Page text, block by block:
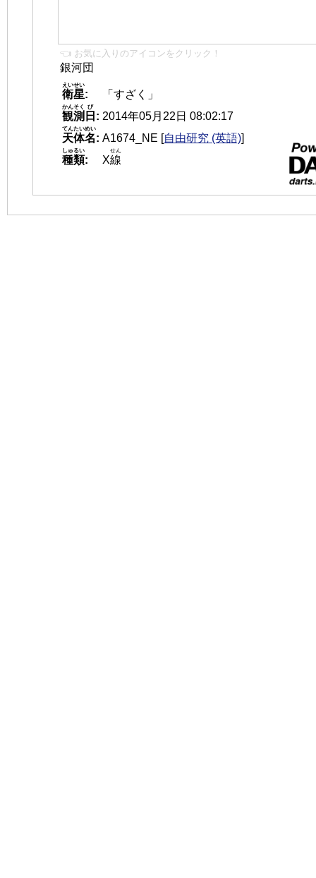
👈 お気に入りのアイコンをクリック！
銀河団
衛星
えいせい
:
「すざく」
観測
かんそく
日
び
: 2014年05月22日 08:02:17
天体名
てんたいめい
: A1674_NE [自由研究 (英語)]
種類
しゅるい
: X線
せん